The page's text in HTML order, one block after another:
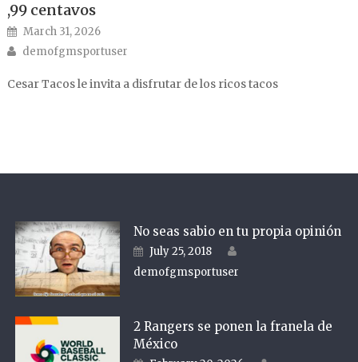
,99 centavos
Posted on
March 31, 2026
Author
demofgmsportuser
Cesar Tacos le invita a disfrutar de los ricos tacos
No seas sabio en tu propia opinión
Posted on
July 25, 2018
demofgmsportuser
2 Rangers se ponen la franela de
México